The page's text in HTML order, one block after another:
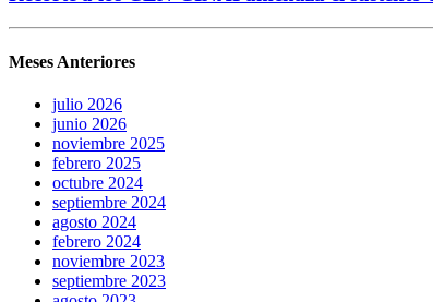
Meses Anteriores
julio 2026
junio 2026
noviembre 2025
febrero 2025
octubre 2024
septiembre 2024
agosto 2024
febrero 2024
noviembre 2023
septiembre 2023